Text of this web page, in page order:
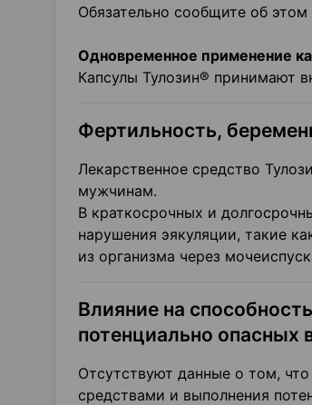
Обязательно сообщите об
Одновременное применение
Капсулы Тулозин® принимают
Фертильность,
Лекарственное средство
мужчинам.
В краткосрочных и
нарушения эякуляции, такие
из организма через
Влияние на
потенциально опасных
Отсутствуют данные о том,
средствами и выполнения